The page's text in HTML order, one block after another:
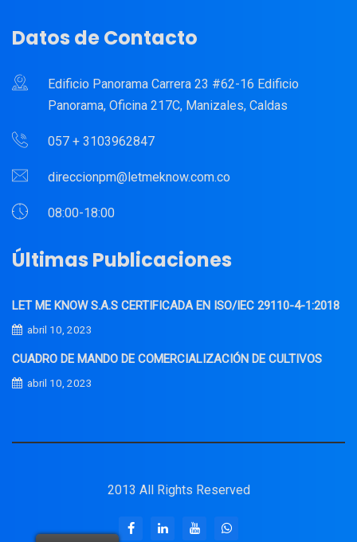
Datos de Contacto
Edificio Panorama Carrera 23 #62-16 Edificio
Panorama, Oficina 217C, Manizales, Caldas
057 + 3103962847
direccionpm@letmeknow.com.co
08:00-18:00
Últimas Publicaciones
LET ME KNOW S.A.S CERTIFICADA EN ISO/IEC 29110-4-1:2018
abril 10, 2023
CUADRO DE MANDO DE COMERCIALIZACIÓN DE CULTIVOS
abril 10, 2023
2013 All Rights Reserved